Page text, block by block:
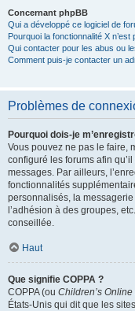
Concernant phpBB
Qui a développé ce logiciel de
Pourquoi la fonctionnalité X n’est
Qui contacter pour les abus ou
Comment puis-je contacter un
Problèmes de
Pourquoi dois-je
Vous pouvez ne pas le faire,
configuré les forums afin
messages. Par ailleurs,
fonctionnalités
personnalisés, la
l’adhésion à des groupes,
conseillée.
Haut
Que signifie COPPA ?
COPPA (ou Children’s
États-Unis qui dit que les